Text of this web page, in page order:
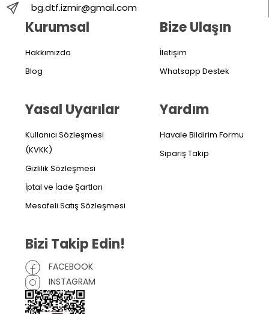
bg.dtf.izmir@gmail.com
Kurumsal
Hakkımızda
Blog
Yasal Uyarılar
Kullanıcı Sözleşmesi
(KVKK)
Gizlilik Sözleşmesi
İptal ve İade Şartları
Mesafeli Satış Sözleşmesi
Bize Ulaşın
İletişim
Whatsapp Destek
Yardım
Havale Bildirim Formu
Sipariş Takip
Bizi Takip Edin!
FACEBOOK
INSTAGRAM